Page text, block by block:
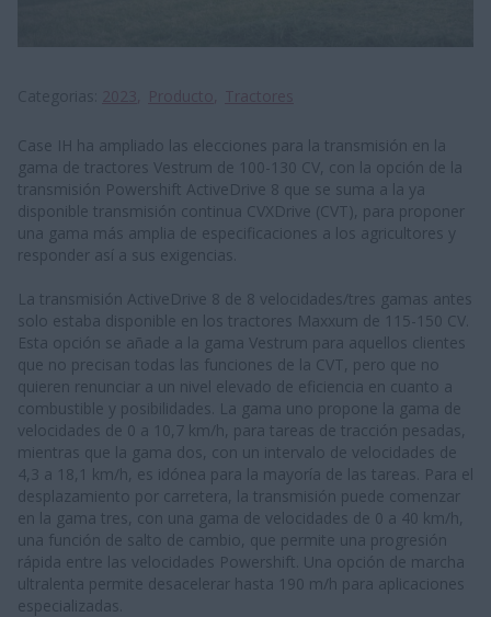
Case IH ha ampliado las elecciones para la transmisión en la
gama de tractores Vestrum de 100-130 CV, con la opción de la
transmisión Powershift ActiveDrive 8 que se suma a la ya
disponible transmisión continua CVXDrive (CVT), para proponer
una gama más amplia de especificaciones a los agricultores y
responder así a sus exigencias.
La transmisión ActiveDrive 8 de 8 velocidades/tres gamas antes
solo estaba disponible en los tractores Maxxum de 115-150 CV.
Esta opción se añade a la gama Vestrum para aquellos clientes
que no precisan todas las funciones de la CVT, pero que no
quieren renunciar a un nivel elevado de eficiencia en cuanto a
combustible y posibilidades. La gama uno propone la gama de
velocidades de 0 a 10,7 km/h, para tareas de tracción pesadas,
mientras que la gama dos, con un intervalo de velocidades de
4,3 a 18,1 km/h, es idónea para la mayoría de las tareas. Para el
desplazamiento por carretera, la transmisión puede comenzar
en la gama tres, con una gama de velocidades de 0 a 40 km/h,
una función de salto de cambio, que permite una progresión
rápida entre las velocidades Powershift. Una opción de marcha
ultralenta permite desacelerar hasta 190 m/h para aplicaciones
especializadas.